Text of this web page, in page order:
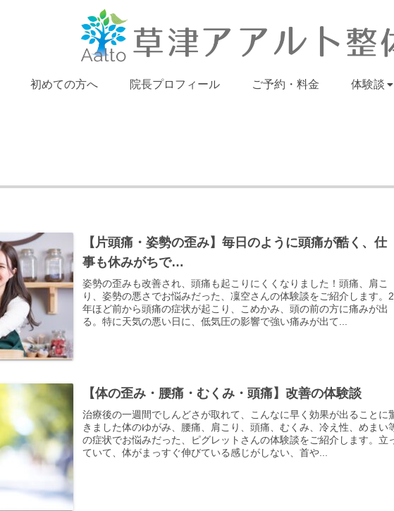
初めての方へ 院長プロフィール ご予約・料金 体験談
【片頭痛・姿勢の歪み】毎日のように頭痛が酷く、仕
事も休みがちで…
姿勢の歪みも改善され、頭痛も起こりにくくなりました！頭痛、肩こ
り、姿勢の悪さでお悩みだった、凜空さんの体験談をご紹介します。2
年ほど前から頭痛の症状が起こり、こめかみ、頭の前の方に痛みが出
る。特に天気の悪い日に、低気圧の影響で強い痛みが出て...
【体の歪み・腰痛・むくみ・頭痛】改善の体験談
治療後の一週間でしんどさが取れて、こんなに早く効果が出ることに
きました体のゆがみ、腰痛、肩こり、頭痛、むくみ、冷え性、めまい
の症状でお悩みだった、ピグレットさんの体験談をご紹介します。立
ていて、体がまっすぐ伸びている感じがしない、首や...